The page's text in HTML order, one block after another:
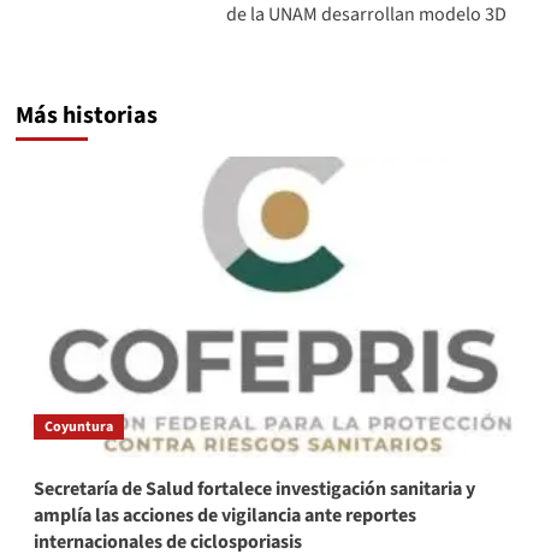
de la UNAM desarrollan modelo 3D
Más historias
Coyuntura
Secretaría de Salud fortalece investigación sanitaria y
amplía las acciones de vigilancia ante reportes
internacionales de ciclosporiasis